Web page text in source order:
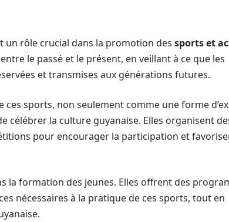
un rôle crucial dans la promotion des sports et
le passé et le présent, en veillant à ce que les
et transmises aux générations futures.
sports, non seulement comme une forme
célébrer la culture guyanaise. Elles organisent
pour encourager la participation et
la formation des jeunes. Elles offrent des
nécessaires à la pratique de ces sports, tout en